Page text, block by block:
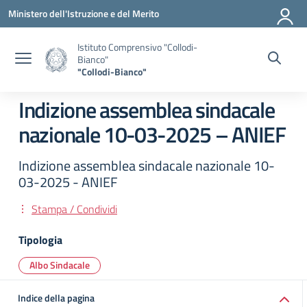
Vai ai contenuti
Vai al menu di navigazione
Vai al footer
Ministero dell'Istruzione e del Merito
Istituto Comprensivo "Collodi-
Bianco"
"Collodi-Bianco"
Indizione assemblea sindacale
nazionale 10-03-2025 – ANIEF
Indizione assemblea sindacale nazionale 10-
03-2025 - ANIEF
Stampa / Condividi
Tipologia
Albo Sindacale
Indice della pagina